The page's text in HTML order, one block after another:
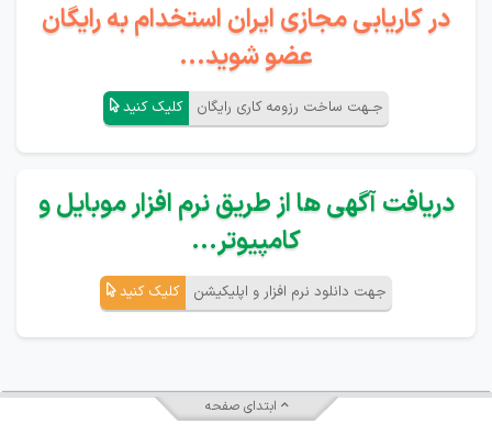
در کاریابی مجازی ایران استخدام به رایگان
عضو شوید...
جـهت ساخت رزومه کاری رایگان کلیک کنید
دریافت آگهی ها از طریق نرم افزار موبایل و
کامپیوتر...
جهت دانلود نرم افزار و اپلیکیشن کلیک کنید
ابتدای صفحه